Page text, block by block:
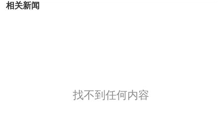
相关新闻
找不到任何内容